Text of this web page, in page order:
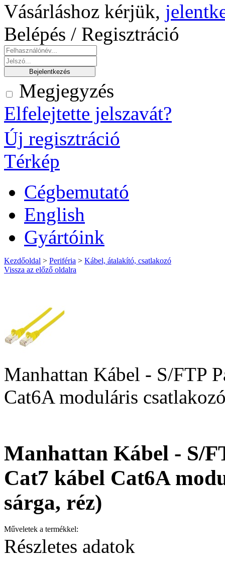
Vásárláshoz kérjük,
Belépés / Regisztráció
Megjegyzés
Elfelejtette jelszavát?
Új regisztráció
Térkép
Cégbemutató
English
Gyártóink
Kezdőoldal > Periféria > Kábel, átalakító, csatlakozó
Vissza az előző oldalra
Manhattan Kábel - S/FTP
Cat6A moduláris
Manhattan Kábel - S/
Cat7 kábel Cat6A
sárga, réz)
Műveletek a termékkel:
Részletes adatok